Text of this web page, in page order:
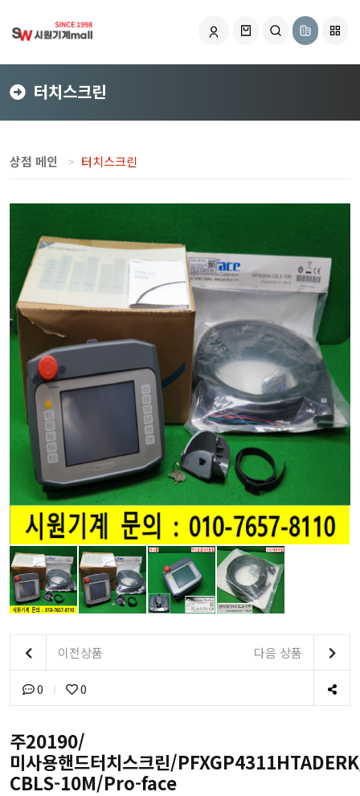
터치스크린
상점 메인 터치스크린
이전상품 다음 상품
0 0
주20190/
미사용핸드터치스크린/
CBLS-10M/Pro-face